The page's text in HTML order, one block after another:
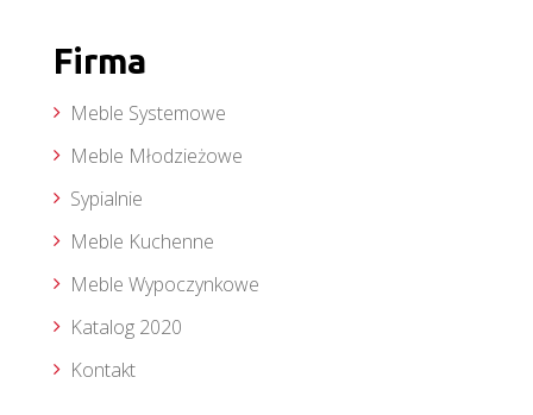
Firma
Meble Systemowe
Meble Młodzieżowe
Sypialnie
Meble Kuchenne
Meble Wypoczynkowe
Katalog 2020
Kontakt